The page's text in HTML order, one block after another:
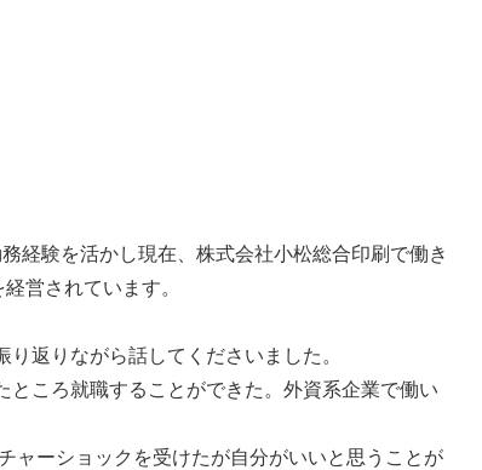
経験を活かし現在、株式会社小松総合印刷で働き
営されています。
返りながら話してくださいました。
ころ就職することができた。外資系企業で働い
ャーショックを受けたが自分がいいと思うことが